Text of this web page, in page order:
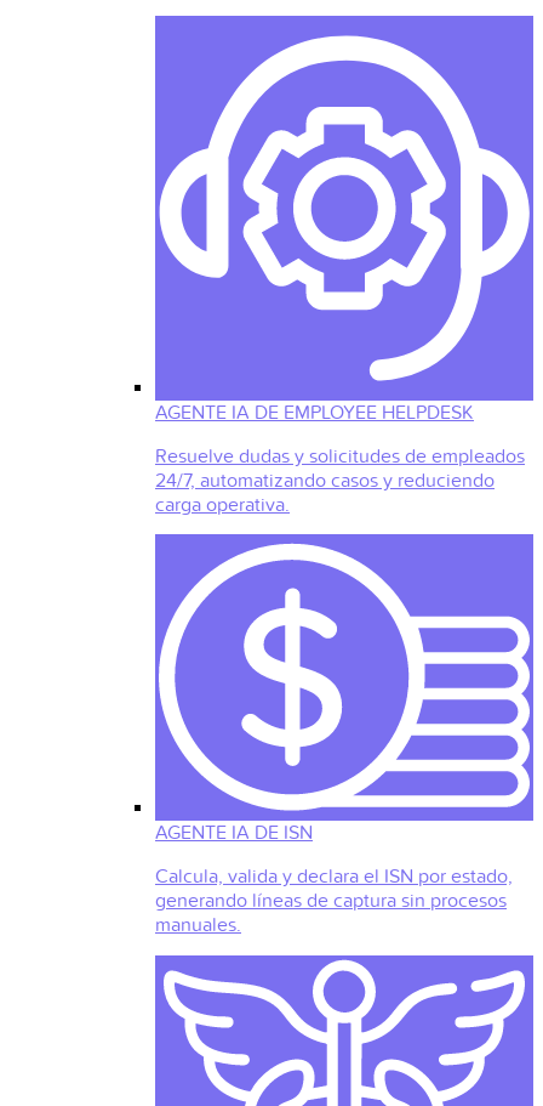
AGENTE IA DE EMPLOYEE HELPDESK
Resuelve dudas y solicitudes de empleados
24/7, automatizando casos y reduciendo
carga operativa.
AGENTE IA DE ISN
Calcula, valida y declara el ISN por estado,
generando líneas de captura sin procesos
manuales.